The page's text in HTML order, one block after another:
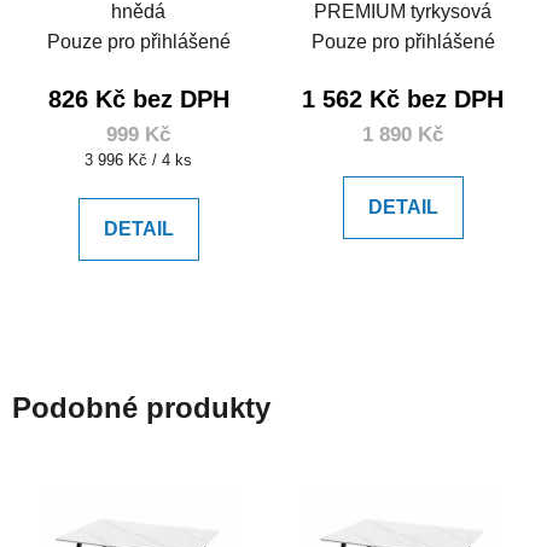
hnědá
Pouze pro přihlášené
826 Kč bez DPH
999 Kč
Měrná
3 996 Kč / 4 ks
DETAIL
PREMIUM tyrkysová
Pouze pro přihlášené
1 562 Kč bez DPH
1 890 Kč
DETAIL
Podobné produkty